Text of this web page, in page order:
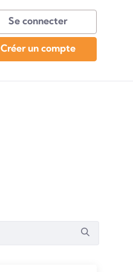
Se connecter
Créer un compte